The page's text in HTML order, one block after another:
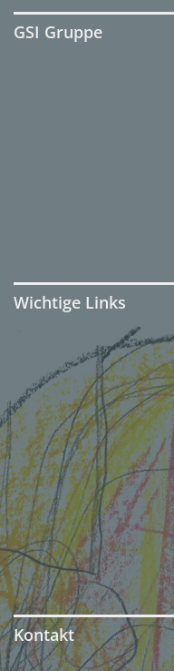
GSI Gruppe
Wichtige Links
Kontakt